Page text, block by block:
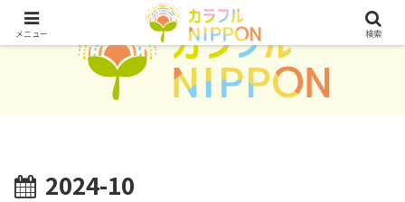
2024-10
メニュー 検索